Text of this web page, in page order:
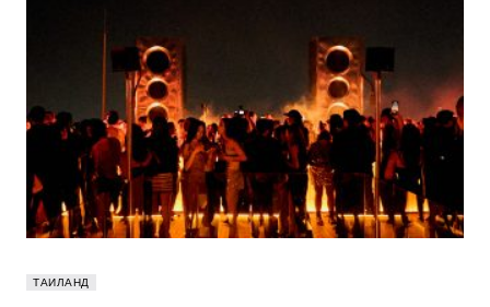
ТАИЛАНД